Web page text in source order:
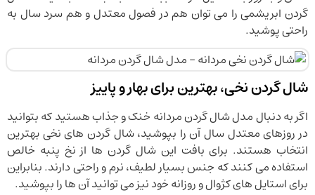
گردن ابریشمی را می توان هم در فصول معتدل و هم سرد سال به
راحتی پوشید.
شال گردن نخی، بهترین برای بهار و پاییز
اگر به دنبال مدل شال گردن مردانه خنک و جذاب هستید که بتوانید
در روزهای معتدل سال آن را بپوشید، شال گردن های نخی بهترین
انتخاب هستند. برای بافت این شال گردن ها از نخ پنبه خالص
استفاده می کنند که جنس بسیار لطیف، نرم و راحتی دارند. بنابراین
برای استایل های کژوال و روزانه خود نیز می توانید آن ها را بپوشید.